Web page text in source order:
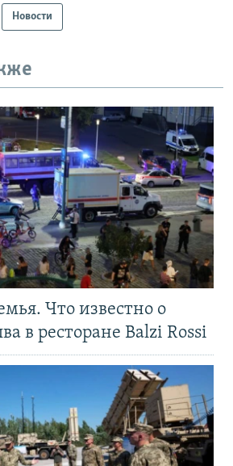
Новости
Что известно о
в ресторане Balzi Rossi